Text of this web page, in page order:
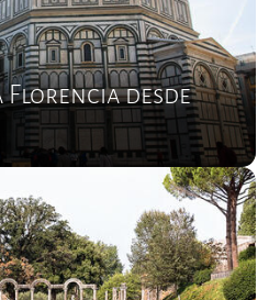
Florencia desde